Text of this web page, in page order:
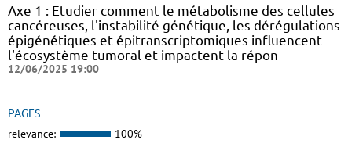
Axe 1 : Etudier comment le métabolisme des cellules
cancéreuses, l'instabilité génétique, les dérégulations
épigénétiques et épitranscriptomiques influencent
l'écosystème tumoral et impactent la répon
12/06/2025 19:00
PAGES
relevance: 100%